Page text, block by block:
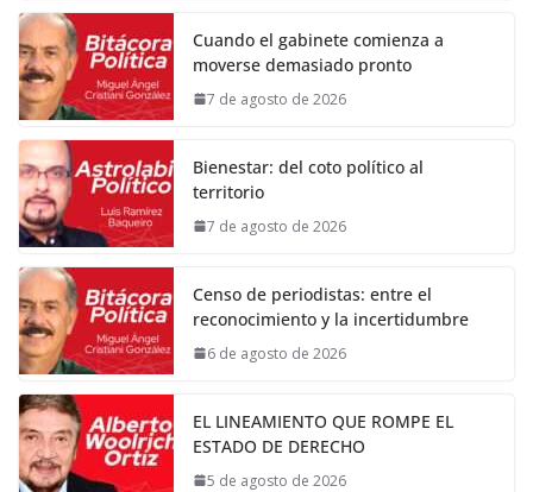
Cuando el gabinete comienza a
moverse demasiado pronto
7 de agosto de 2026
Bienestar: del coto político al
territorio
7 de agosto de 2026
Censo de periodistas: entre el
reconocimiento y la incertidumbre
6 de agosto de 2026
EL LINEAMIENTO QUE ROMPE EL
ESTADO DE DERECHO
5 de agosto de 2026